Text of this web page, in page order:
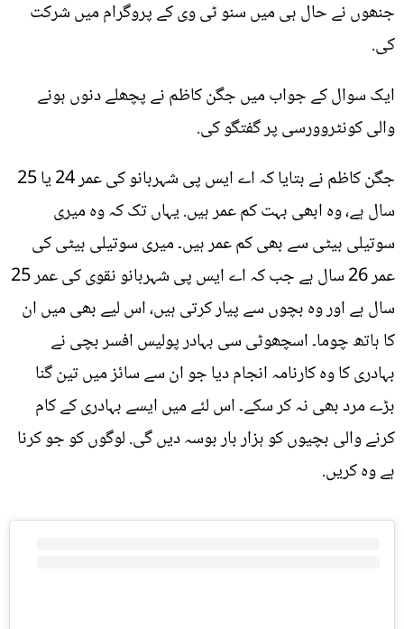
جنھوں نے حال ہی میں سنو ٹی وی کے پروگرام میں شرکت
کی.
ایک سوال کے جواب میں جگن کاظم نے پچھلے دنوں ہونے
والی کونٹروورسی پر گفتگو کی.
جگن کاظم نے بتایا کہ اے ایس پی شہربانو کی عمر 24 یا 25
سال ہے، وہ ابھی بہت کم عمر ہیں. یہاں تک کہ وہ میری
سوتیلی بیٹی سے بھی کم عمر ہیں۔ میری سوتیلی بیٹی کی
عمر 26 سال ہے جب کہ اے ایس پی شہربانو نقوی کی عمر 25
سال ہے اور وہ بچوں سے پیار کرتی ہیں، اس لیے بھی میں ان
کا ہاتھ چوما۔ اسچھوٹی سی بہادر پولیس افسر بچی نے
بہادری کا وہ کارنامہ انجام دیا جو ان سے سائز میں تین گنا
بڑے مرد بھی نہ کر سکے۔ اس لئے میں ایسے بہادری کے کام
کرنے والی بچیوں کو ہزار بار بوسہ دیں گی. لوگوں کو جو کرنا
ہے وہ کریں.